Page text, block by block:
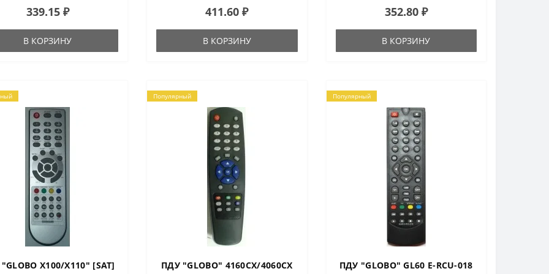
FLTV-32H10 (данная
пультом)Le..
339.15 ₽
В КОРЗИНУ
411.60 ₽
В КОРЗИНУ
AB спутниковый ресивер CryptoBox
Cry..
352.80 ₽
В КОРЗИНУ
X100/X110" [SAT]
Популярный
ПДУ "GLOBO" 4160CX/4060CX
Популярный
ПДУ "GLOBO" GL60 E-RCU-018